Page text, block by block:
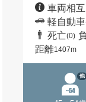
車両相
軽自動車
死亡(0)
距離1407m
他